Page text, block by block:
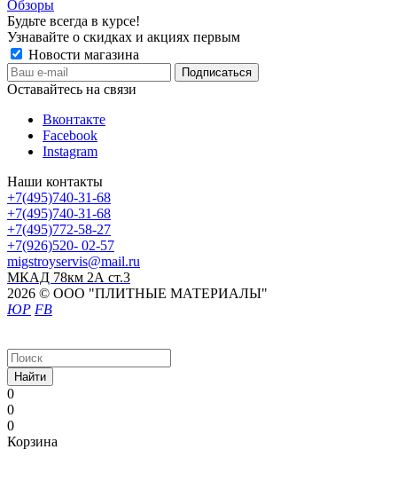
Обзоры
Будьте всегда в курсе!
Узнавайте о скидках и акциях первым
Новости магазина
Оставайтесь на связи
Вконтакте
Facebook
Instagram
Наши контакты
+7(495)740-31-68
+7(495)740-31-68
+7(495)772-58-27
+7(926)520- 02-57
migstroyservis@mail.ru
МКАД 78км 2А ст.3
2026 © ООО "ПЛИТНЫЕ МАТЕРИАЛЫ"
ЮР FB
Найти
0
0
0
Корзина